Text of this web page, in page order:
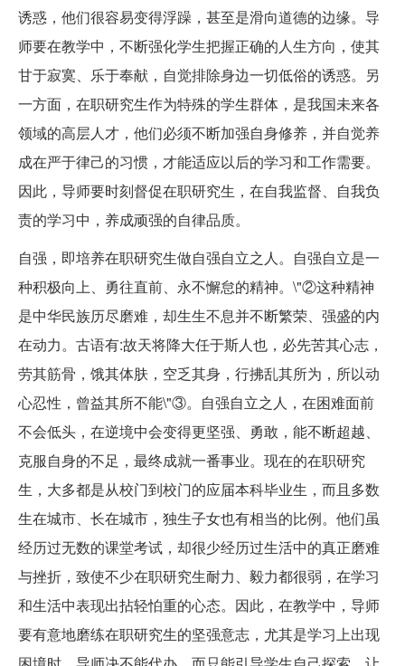
诱惑，他们很容易变得浮躁，甚至是滑向道德的边缘。导
师要在教学中，不断强化学生把握正确的人生方向，使其
甘于寂寞、乐于奉献，自觉排除身边一切低俗的诱惑。另
一方面，在职研究生作为特殊的学生群体，是我国未来各
领域的高层人才，他们必须不断加强自身修养，并自觉养
成在严于律己的习惯，才能适应以后的学习和工作需要。
因此，导师要时刻督促在职研究生，在自我监督、自我负
责的学习中，养成顽强的自律品质。
自强，即培养在职研究生做自强自立之人。自强自立是一
种积极向上、勇往直前、永不懈怠的精神。\"②这种精神
是中华民族历尽磨难，却生生不息并不断繁荣、强盛的内
在动力。古语有:故天将降大任于斯人也，必先苦其心志，
劳其筋骨，饿其体肤，空乏其身，行拂乱其所为，所以动
心忍性，曾益其所不能\"③。自强自立之人，在困难面前
不会低头，在逆境中会变得更坚强、勇敢，能不断超越、
克服自身的不足，最终成就一番事业。现在的在职研究
生，大多都是从校门到校门的应届本科毕业生，而且多数
生在城市、长在城市，独生子女也有相当的比例。他们虽
经历过无数的课堂考试，却很少经历过生活中的真正磨难
与挫折，致使不少在职研究生耐力、毅力都很弱，在学习
和生活中表现出拈轻怕重的心态。因此，在教学中，导师
要有意地磨练在职研究生的坚强意志，尤其是学习上出现